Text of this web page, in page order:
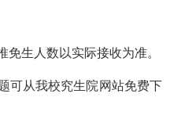
免生人数以实际接收为准。
可从我校究生院网站免费下